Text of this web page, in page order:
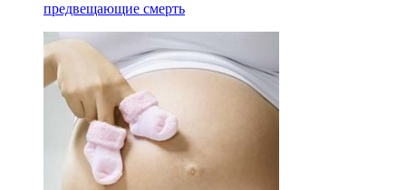
предвещающие смерть